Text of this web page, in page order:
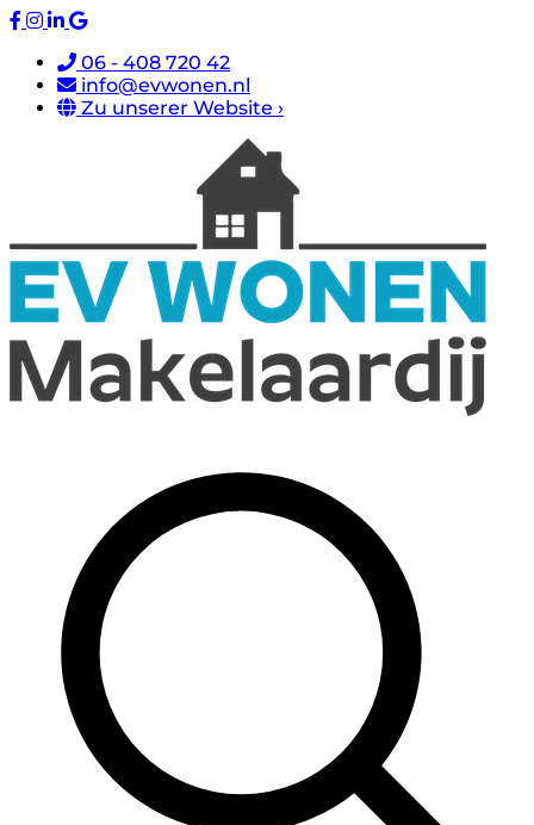
06 - 408 720 42
info@evwonen.nl
Zu unserer Website ›